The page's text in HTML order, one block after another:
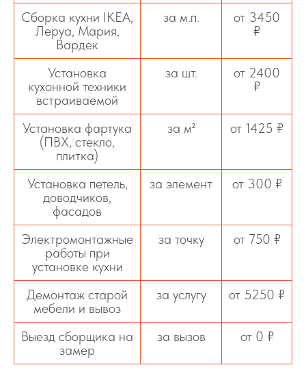
Сборка кухни IKEA,
Леруа, Мария,
Вардек
за м.п.
от 3450
₽
Установка
кухонной техники
встраиваемой
за шт.
от 2400
₽
Установка фартука
(ПВХ, стекло,
плитка)
за м² от 1425 ₽
Установка петель,
доводчиков,
фасадов
за элемент от 300 ₽
Электромонтажные
работы при
установке кухни
за точку от 750 ₽
Демонтаж старой
мебели и вывоз
за услугу от 5250 ₽
Выезд сборщика на
замер
за вызов от 0 ₽